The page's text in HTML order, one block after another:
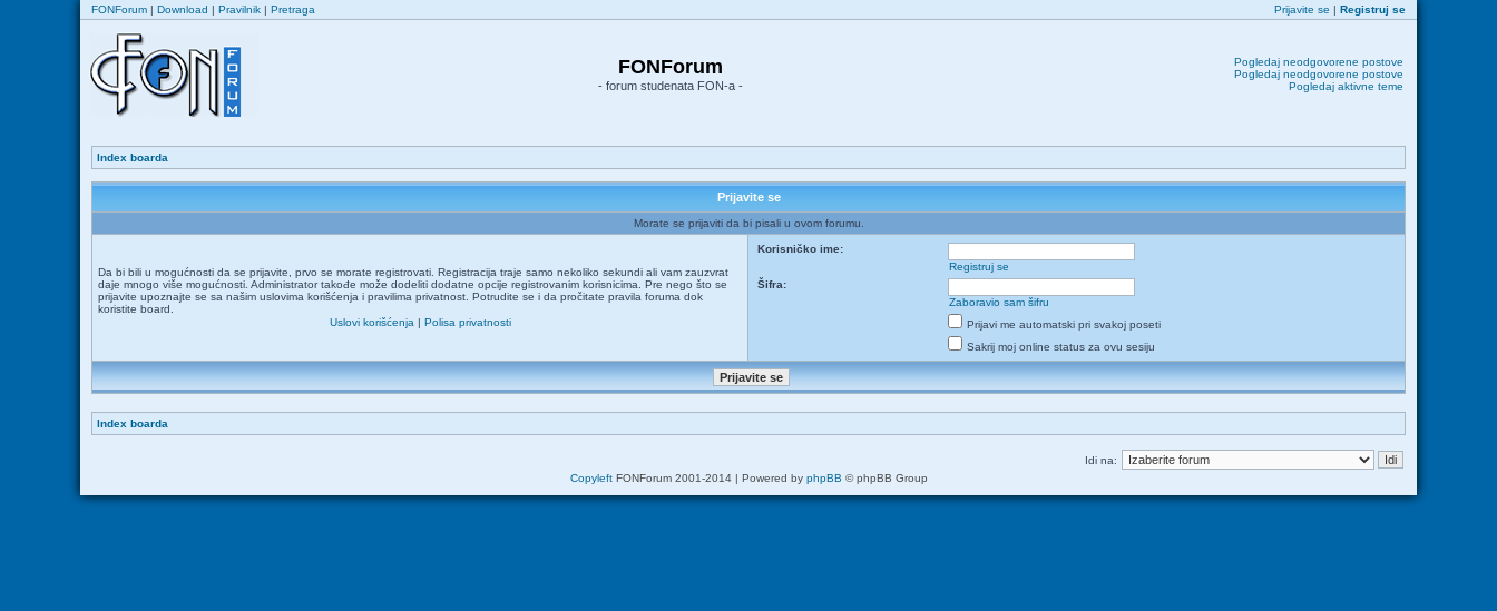
FONForum | Download | Pravilnik | Pretraga Prijavite se | Registruj se
FONForum
- forum studenata FON-a -
Pogledaj neodgovorene postove
Pogledaj neodgovorene postove
Pogledaj aktivne teme
Index boarda
Prijavite se
Morate se prijaviti da bi pisali u ovom forumu.
Da bi bili u mogućnosti da se prijavite, prvo se morate registrovati. Registracija traje samo nekoliko sekundi ali vam zauzvrat
daje mnogo više mogućnosti. Administrator takođe može dodeliti dodatne opcije registrovanim korisnicima. Pre nego što se
prijavite upoznajte se sa našim uslovima korišćenja i pravilima privatnost. Potrudite se i da pročitate pravila foruma dok
koristite board.
Uslovi korišćenja | Polisa privatnosti
Korisničko ime:
Registruj se
Šifra:
Zaboravio sam šifru
Prijavi me automatski pri svakoj poseti
Sakrij moj online status za ovu sesiju
Index boarda
Idi na:
CopyleftFONForum 2001-2014 | Powered by phpBB © phpBB Group